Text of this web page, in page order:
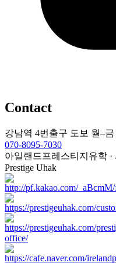
Contact
강남역 4번출구 도보 월–금
070-8095-7030
아일랜드프레스티지유학 ·
Prestige Uhak